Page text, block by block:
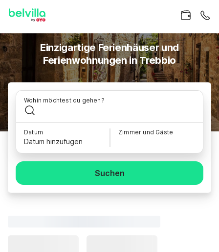
Einzigartige Ferienhäuser und
Ferienwohnungen in Trebbio
Wohin möchtest du gehen?
Datum
Datum hinzufügen
Zimmer und Gäste
Suchen